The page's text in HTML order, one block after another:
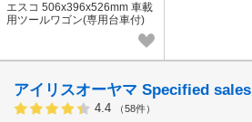
エスコ 506x396x526mm 車載
用ツールワゴン(専用台車付)
アイリスオーヤマ Specified sales
4.4 （58件）